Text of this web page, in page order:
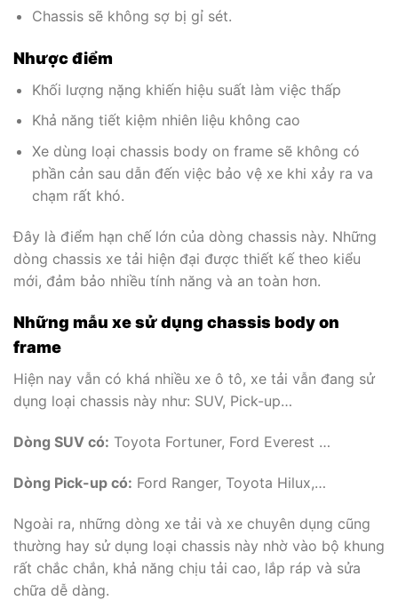
Chassis sẽ không sợ bị gỉ sét.
Nhược điểm
Khối lượng nặng khiến hiệu suất làm việc thấp
Khả năng tiết kiệm nhiên liệu không cao
Xe dùng loại chassis body on frame sẽ không có
phần cản sau dẫn đến việc bảo vệ xe khi xảy ra va
chạm rất khó.
Đây là điểm hạn chế lớn của dòng chassis này. Những
dòng chassis xe tải hiện đại được thiết kế theo kiểu
mới, đảm bảo nhiều tính năng và an toàn hơn.
Những mẫu xe sử dụng chassis body on
frame
Hiện nay vẫn có khá nhiều xe ô tô, xe tải vẫn đang sử
dụng loại chassis này như: SUV, Pick-up…
Dòng SUV có: Toyota Fortuner, Ford Everest …
Dòng Pick-up có: Ford Ranger, Toyota Hilux,…
Ngoài ra, những dòng xe tải và xe chuyên dụng cũng
thường hay sử dụng loại chassis này nhờ vào bộ khung
rất chắc chắn, khả năng chịu tải cao, lắp ráp và sửa
chữa dễ dàng.